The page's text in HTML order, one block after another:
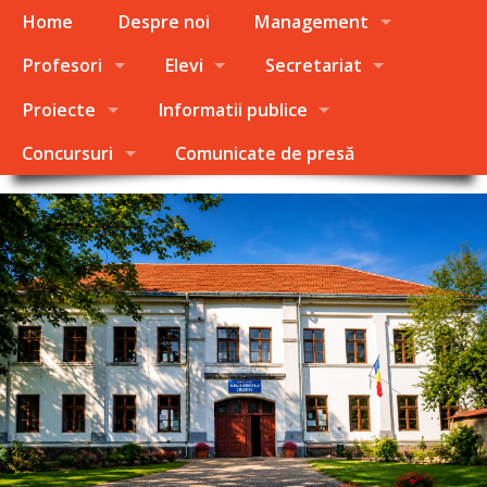
Home Despre noi
Management
Profesori
Elevi
Secretariat
Proiecte
Informatii publice
Concursuri
Comunicate de presă